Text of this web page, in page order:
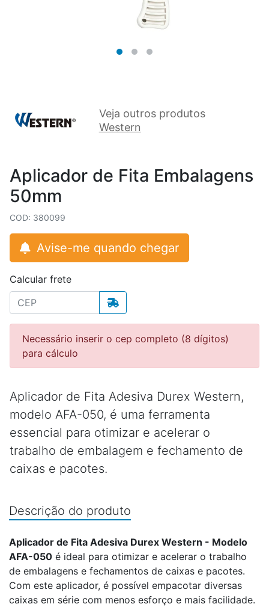
Veja outros produtos
Western
Aplicador de Fita Embalagens
50mm
COD: 380099
Avise-me quando chegar
Calcular frete
Necessário inserir o cep completo (8 dígitos)
para cálculo
Aplicador de Fita Adesiva Durex Western,
modelo AFA-050, é uma ferramenta
essencial para otimizar e acelerar o
trabalho de embalagem e fechamento de
caixas e pacotes.
Descrição do produto
Aplicador de Fita Adesiva Durex Western - Modelo
AFA-050 é ideal para otimizar e acelerar o trabalho
de embalagens e fechamentos de caixas e pacotes.
Com este aplicador, é possível empacotar diversas
caixas em série com menos esforço e mais facilidade.